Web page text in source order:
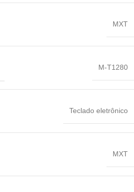
MXT
M-T1280
Teclado eletrônico
‎MXT